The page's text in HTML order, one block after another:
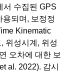
서 수집된 GPS
되며, 보정정
Kinematic
위성시계, 위성
오차에 대한 보
al. 2022). 감시